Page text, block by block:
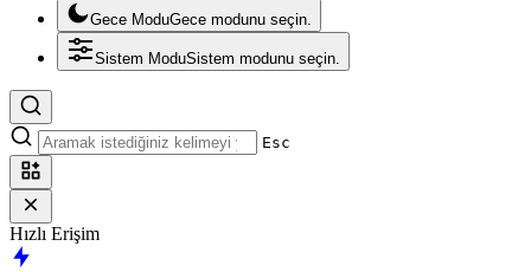
Gece ModuGece modunu seçin.
Sistem ModuSistem modunu seçin.
Esc
Hızlı Erişim